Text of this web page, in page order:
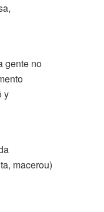
gente no
y
macerou)